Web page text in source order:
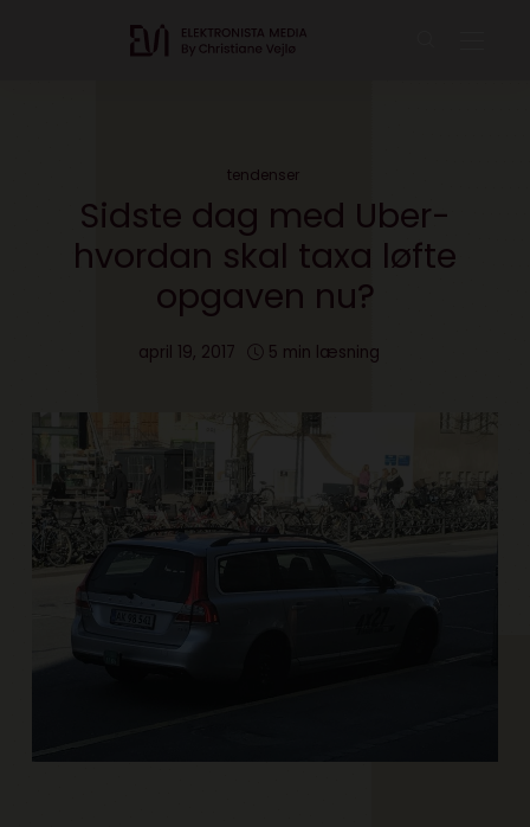
tendenser
Sidste dag med Uber-
hvordan skal taxa løfte
opgaven nu?
april 19, 2017 5 min læsning